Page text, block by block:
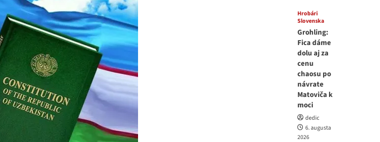
Hrobári
Slovenska
Grohling:
Fica dáme
dolu aj za
cenu
chaosu po
návrate
Matoviča k
moci
dedic
6. augusta
2026